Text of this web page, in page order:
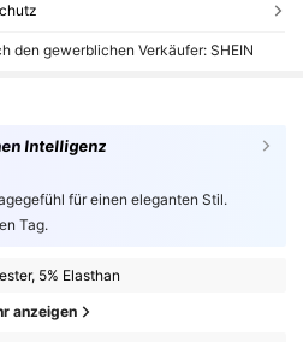
den gewerblichen Verkäufer: SHEIN
Intelligenz
für einen eleganten Stil.
Tag.
5% Elasthan
anzeigen